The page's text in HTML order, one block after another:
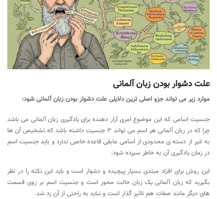
علت دشوار بودن زبان آلمانی
موارد زیر می تواند جزو اصلی ترین دلایلی علت دشوار بودن زبان آلمانی شود:
جنسیت اسامی که این موضوع امری آزار دهنده برای یادگیری زبان آلمانی می باشد
چرا که در زبان آلمانی هر اسم می تواند 3 جنسیت داشته باشد که تشخیص آن ها
به غیر از دسته ی محدودی از اسامی مابقی قاعده خاصی ندارد و باید جنسیت اسم
در زمان یادگیری آن به خاطر سپرده شود.
این روش برای افراد مبتدی بسیار پیچیده و دشوار است و باید این نکته را در نظر
بگیرید که زبان آلمانی یک زبان حالت محور است و جنسیت اسم بر روی قسمت
های دیگر مانند صفات هم تاثیر گذار است و نباید به راحتی از آن رد شد.